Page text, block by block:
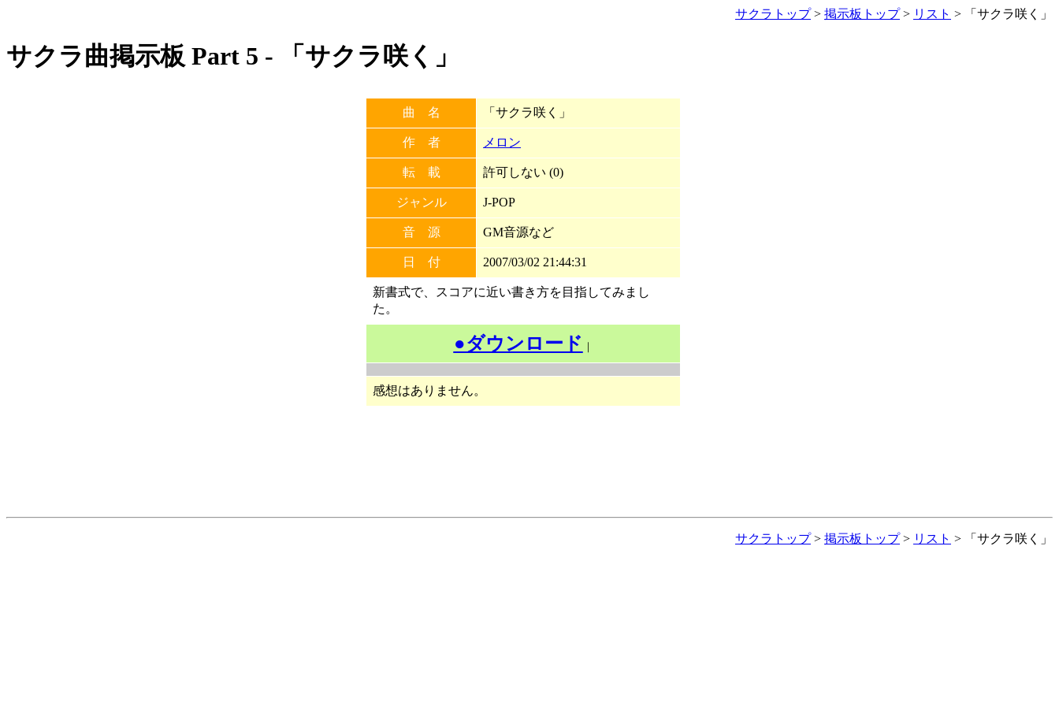
サクラトップ> 掲示板トップ> リスト > 「サクラ咲く」
サクラ曲掲示板 Part 5 - 「サクラ咲く」
曲 名 「サクラ咲く」
作 者 メロン
転 載 許可しない (0)
ジャンル J-POP
音 源 GM音源など
日 付 2007/03/02 21:44:31
新書式で、スコアに近い書き方を目指してみまし
た。
●ダウンロード ｜
感想はありません。
サクラトップ> 掲示板トップ> リスト > 「サクラ咲く」